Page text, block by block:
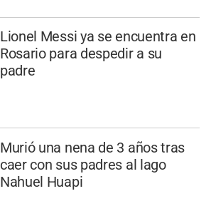
Lionel Messi ya se encuentra en
Rosario para despedir a su
padre
Murió una nena de 3 años tras
caer con sus padres al lago
Nahuel Huapi